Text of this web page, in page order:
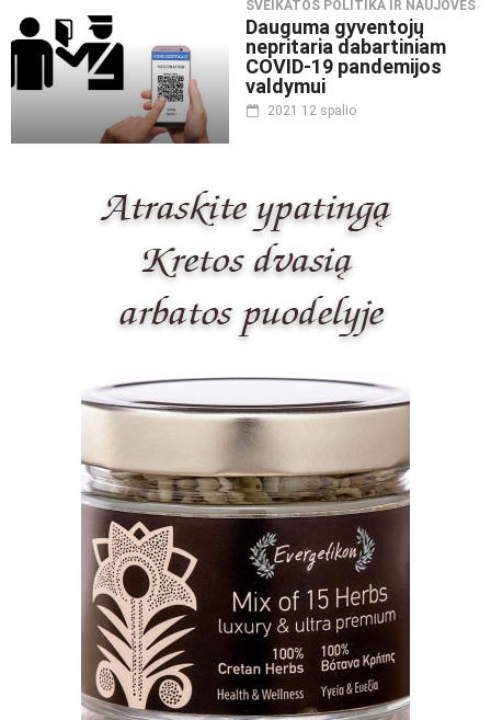
SVEIKATOS POLITIKA IR NAUJOVĖS
Dauguma gyventojų
nepritaria dabartiniam
COVID-19 pandemijos
valdymui
2021 12 spalio